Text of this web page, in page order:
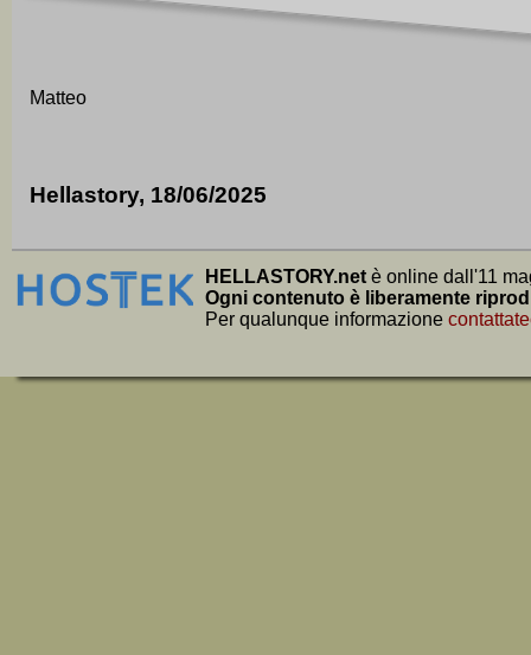
Matteo
Hellastory, 18/06/2025
HELLASTORY.net è online dall'11
Ogni contenuto è liberamente
Per qualunque informazione